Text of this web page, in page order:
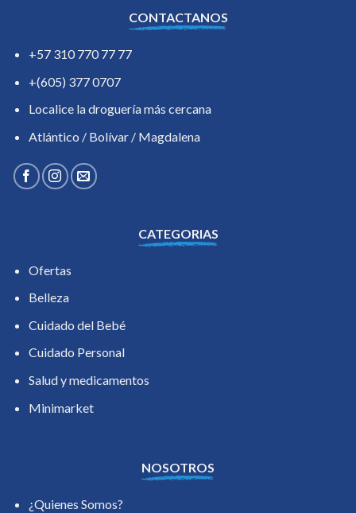
CONTACTANOS
+57 310 770 77 77
+(605) 377 0707
Localice la droguería más cercana
Atlántico / Bolívar / Magdalena
CATEGORIAS
Ofertas
Belleza
Cuidado del Bebé
Cuidado Personal
Salud y medicamentos
Minimarket
NOSOTROS
¿Quienes Somos?